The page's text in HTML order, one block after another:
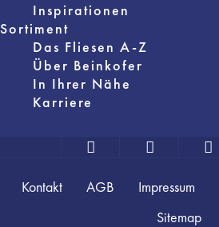
Inspirationen
Sortiment
Das Fliesen A-Z
Über Beinkofer
In Ihrer Nähe
Karriere
Kontakt AGB Impressum
Sitemap